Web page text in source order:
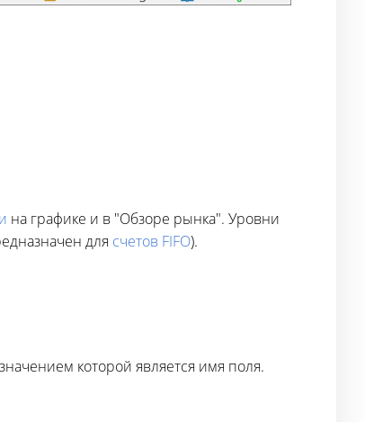
на графике и в "Обзоре рынка". Уровни
для счетов FIFO).
которой является имя поля.